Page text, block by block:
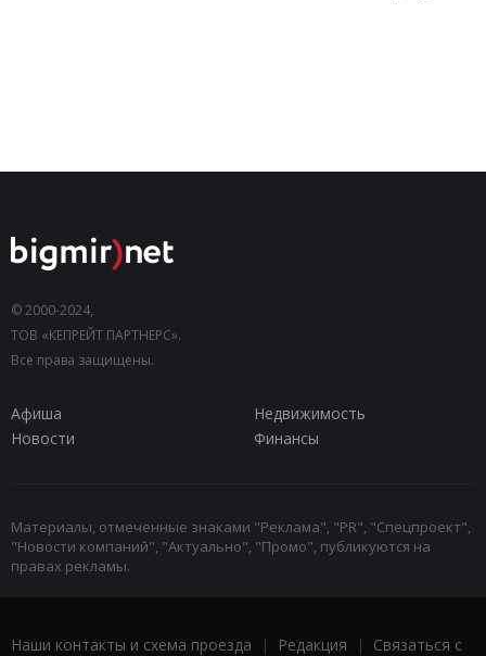
© 2000-2024,
ТОВ «КЕПРЕЙТ ПАРТНЕРС».
Все права защищены.
Афиша
Недвижимость
Новости
Финансы
Материалы, отмеченные знаками "Реклама", "PR", "Спецпроект",
"Новости компаний", "Актуально", "Промо", публикуются на
правах рекламы.
Наши контакты и схема проезда | Редакция | Связаться с